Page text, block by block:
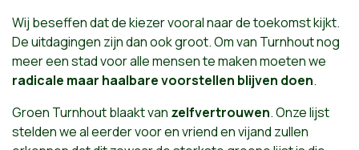
Wij beseffen dat de kiezer vooral naar de toekomst kijkt.
De uitdagingen zijn dan ook groot. Om van Turnhout nog
meer een stad voor alle mensen te maken moeten we
radicale maar haalbare voorstellen blijven doen.
Groen Turnhout blaakt van zelfvertrouwen. Onze lijst
stelden we al eerder voor en vriend en vijand zullen